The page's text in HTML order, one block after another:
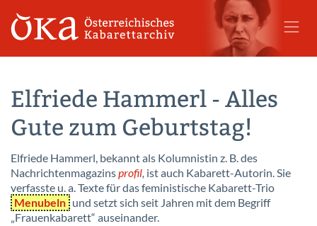
Elfriede Hammerl - Alles
Gute zum Geburtstag!
Elfriede Hammerl, bekannt als Kolumnistin z. B. des
Nachrichtenmagazinsprofil, ist auch Kabarett-Autorin. Sie
verfasste u. a. Texte für das feministische Kabarett-Trio
Menubeln und setzt sich seit Jahren mit dem Begriff
„Frauenkabarett“ auseinander.